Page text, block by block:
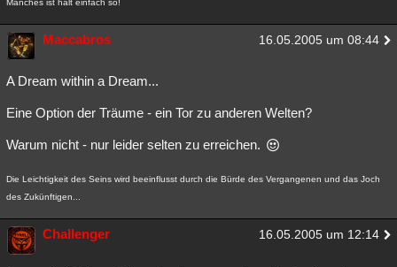
Manches ist halt einfach so!
Maccabros 16.05.2005 um 08:44
A Dream within a Dream...
Eine Option der Träume - ein Tor zu anderen Welten?
Warum nicht - nur leider selten zu erreichen.
Die Leichtigkeit des Seins wird beeinflusst durch die Bürde des Vergangenen und das Joch
des Zukünftigen...
Challenger 16.05.2005 um 12:14